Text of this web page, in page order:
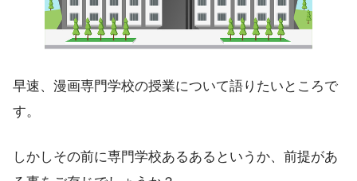
早速、漫画専門学校の授業について語りたいところで
す。
しかしその前に専門学校あるあるというか、前提があ